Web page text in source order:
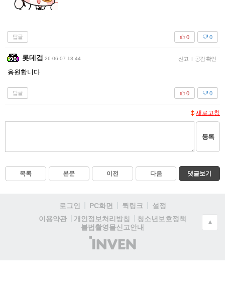
답글 0
0
롯데검 26-06-07 18:44 신고 | 공감 확인
응원합니다
답글 0
0
새로고침
등록
목록 본문 이전 다음 댓글보기
로그인 PC화면 퀵링크
설정
이용약관
개인정보처리방침
청소년보호정책
불법촬영물신고안내
(주)
인
▲